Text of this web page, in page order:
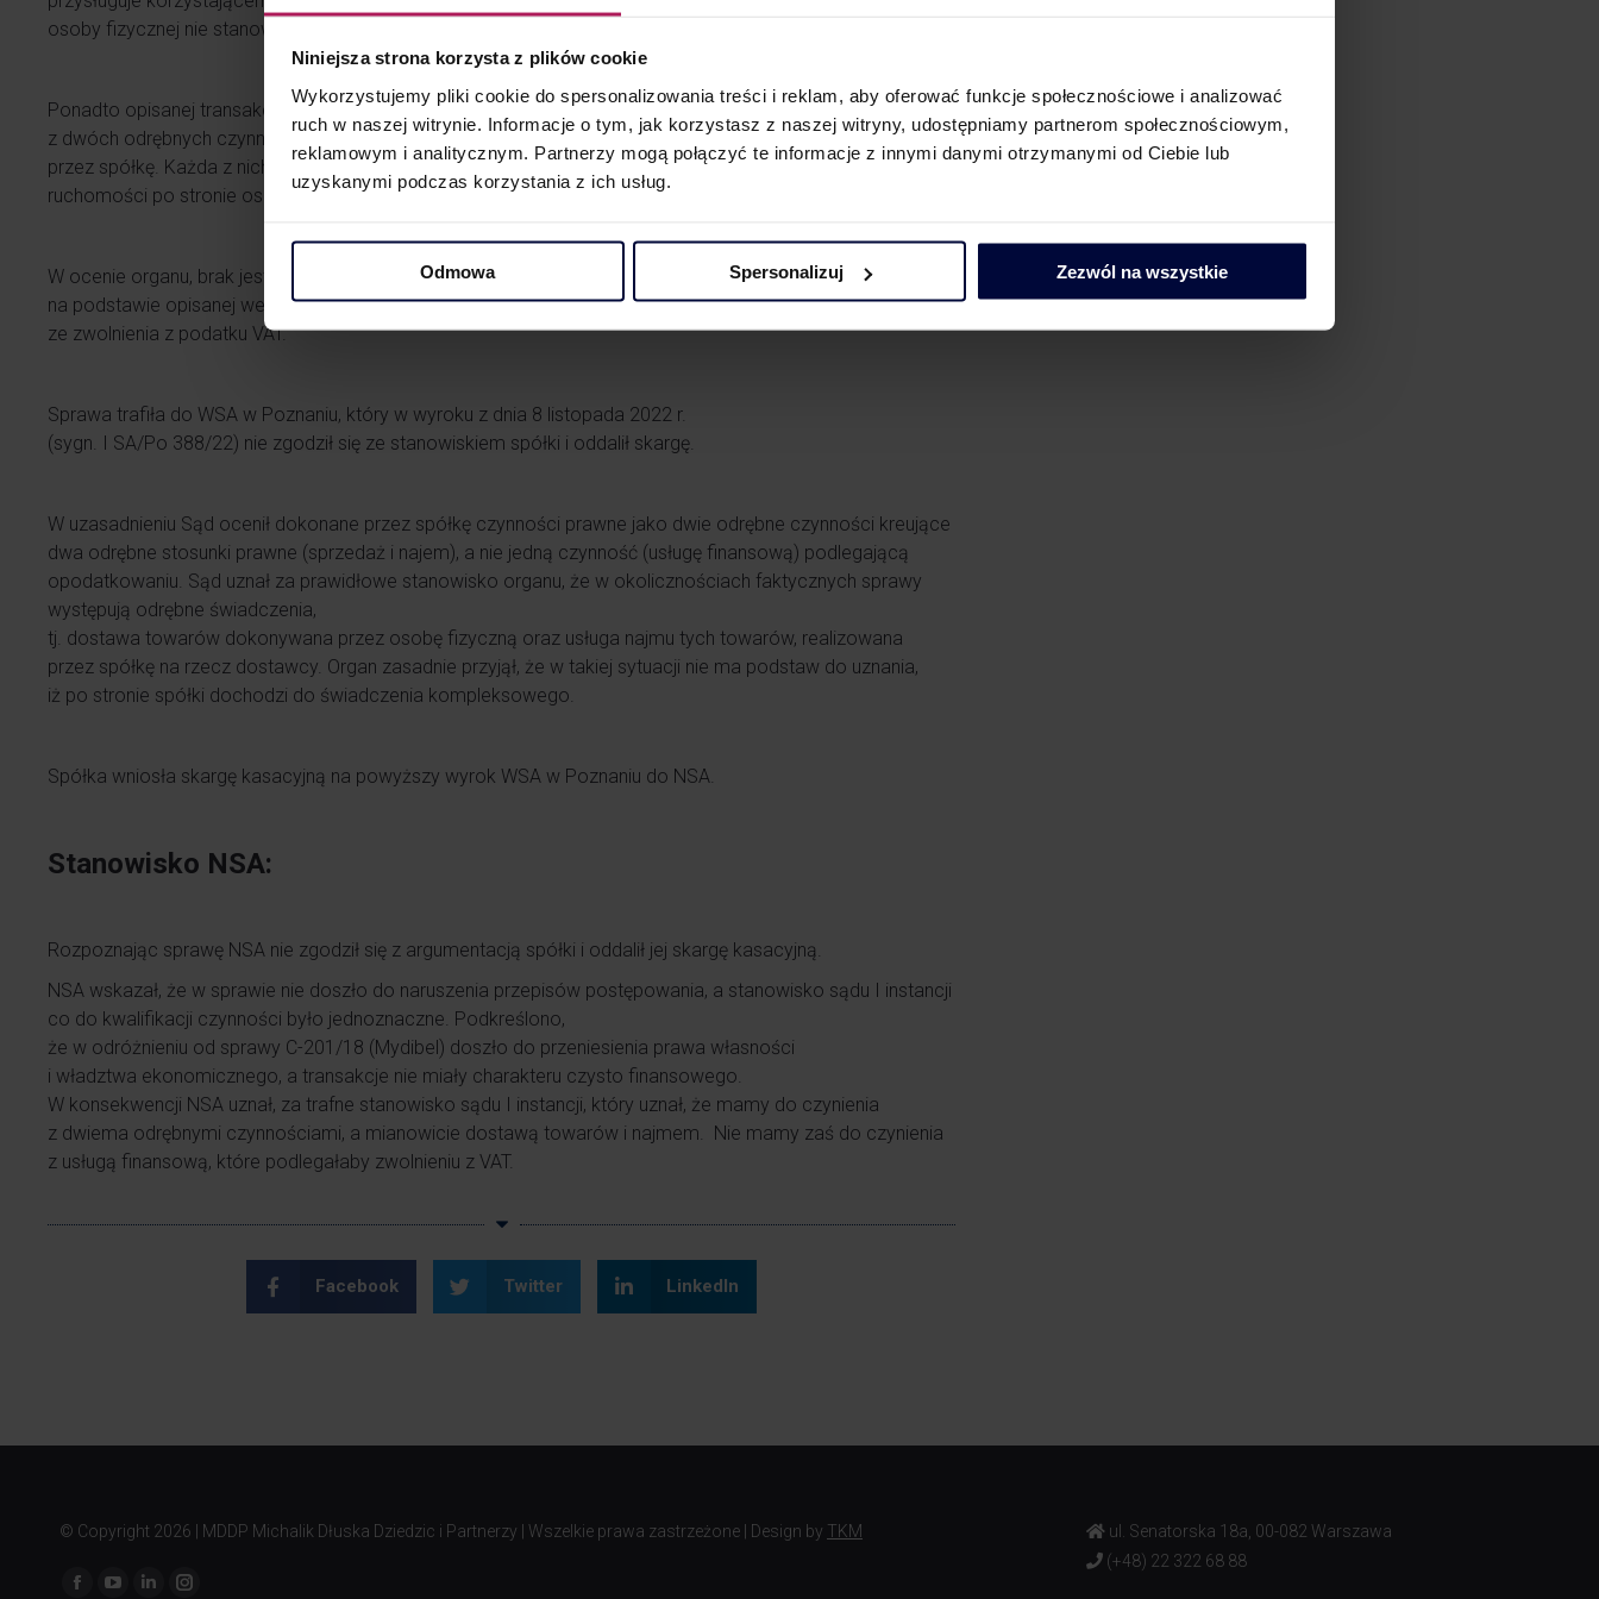
Niniejsza strona korzysta z plików cookie
Wykorzystujemy pliki cookie do spersonalizowania treści i reklam, aby oferować funkcje społecznościowe i analizować
ruch w naszej witrynie. Informacje o tym, jak korzystasz z naszej witryny, udostępniamy partnerom społecznościowym,
reklamowym i analitycznym. Partnerzy mogą połączyć te informacje z innymi danymi otrzymanymi od Ciebie lub
uzyskanymi podczas korzystania z ich usług.
Odmowa Spersonalizuj Zezwól na wszystkie
osoby fizycznej nie stanowi usługi finansowej, lecz odrębną usługę najmu.
Ponadto opisanej transakcji nie można również uznać za świadczenie kompleksowe, ponieważ składa się
z dwóch odrębnych czynności: dostawy towarów przez osobę fizyczną oraz najmu tych towarów
przez spółkę. Każda z nich jest niezależna i podlega opodatkowaniu – sprzedaż nieruchomości lub
ruchomości po stronie osoby fizycznej oraz świadczenie usługi najmu po stronie spółki.
W ocenie organu, brak jest podstaw do uznania, że usługa świadczona przez spółkę
na podstawie opisanej we wniosku umowy stanowi usługę finansową korzystającą
ze zwolnienia z podatku VAT.
Sprawa trafiła do WSA w Poznaniu, który w wyroku z dnia 8 listopada 2022 r.
(sygn. I SA/Po 388/22) nie zgodził się ze stanowiskiem spółki i oddalił skargę.
W uzasadnieniu Sąd ocenił dokonane przez spółkę czynności prawne jako dwie odrębne czynności kreujące
dwa odrębne stosunki prawne (sprzedaż i najem), a nie jedną czynność (usługę finansową) podlegającą
opodatkowaniu. Sąd uznał za prawidłowe stanowisko organu, że w okolicznościach faktycznych sprawy
występują odrębne świadczenia,
tj. dostawa towarów dokonywana przez osobę fizyczną oraz usługa najmu tych towarów, realizowana
przez spółkę na rzecz dostawcy. Organ zasadnie przyjął, że w takiej sytuacji nie ma podstaw do uznania,
iż po stronie spółki dochodzi do świadczenia kompleksowego.
Spółka wniosła skargę kasacyjną na powyższy wyrok WSA w Poznaniu do NSA.
Stanowisko NSA:
Rozpoznając sprawę NSA nie zgodził się z argumentacją spółki i oddalił jej skargę kasacyjną.
NSA wskazał, że w sprawie nie doszło do naruszenia przepisów postępowania, a stanowisko sądu I instancji
co do kwalifikacji czynności było jednoznaczne. Podkreślono,
że w odróżnieniu od sprawy C-201/18 (Mydibel) doszło do przeniesienia prawa własności
i władztwa ekonomicznego, a transakcje nie miały charakteru czysto finansowego.
W konsekwencji NSA uznał, za trafne stanowisko sądu I instancji, który uznał, że mamy do czynienia
z dwiema odrębnymi czynnościami, a mianowicie dostawą towarów i najmem. Nie mamy zaś do czynienia
z usługą finansową, które podlegałaby zwolnieniu z VAT.
Facebook Twitter LinkedIn
© Copyright 2026 | MDDP Michalik Dłuska Dziedzic i Partnerzy | Wszelkie prawa zastrzeżone | Design by TKM
Znajdź nas na:
ul. Senatorska 18a, 00-082 Warszawa
(+48) 22 322 68 88